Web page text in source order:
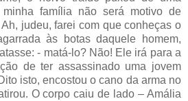
família não será motivo de
judeu, farei com que conheças o
às botas daquele homem,
- matá-lo? Não! Ele irá para a
de ter assassinado uma jovem
isto, encostou o cano da arma no
O corpo caiu de lado – Amália